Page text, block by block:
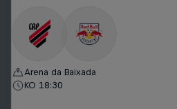
Arena da Baixada
KO 18:30